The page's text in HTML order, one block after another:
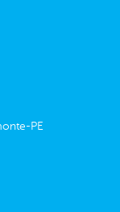
PE